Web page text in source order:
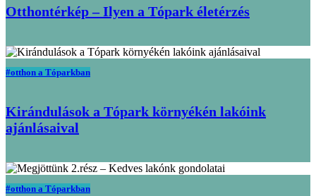
Otthontérkép – Ilyen a Tópark életérzés
#otthon a Tóparkban
Kirándulások a Tópark környékén lakóink
ajánlásaival
#otthon a Tóparkban